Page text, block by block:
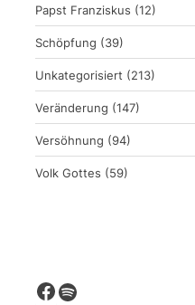
Papst Franziskus (12)
Schöpfung (39)
Unkategorisiert (213)
Veränderung (147)
Versöhnung (94)
Volk Gottes (59)
Facebook
Spotify